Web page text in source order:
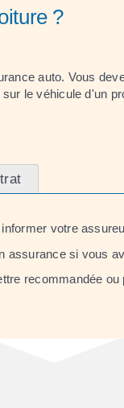
?
auto. Vous
le véhicule d'un
votre
si vous
recommandée